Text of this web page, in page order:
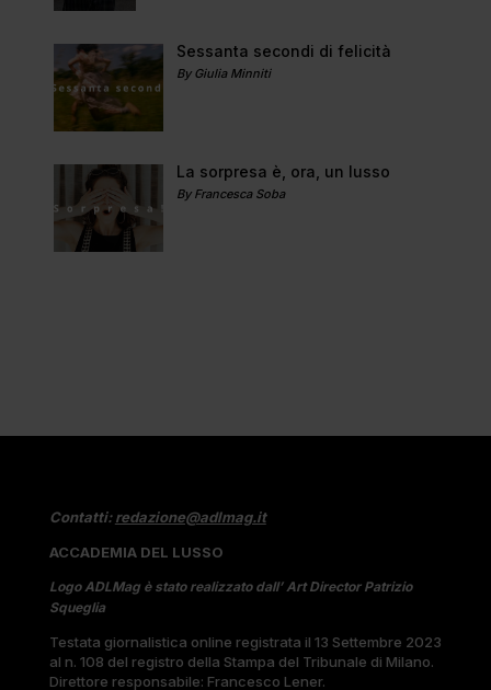
Sessanta secondi di felicità
By Giulia Minniti
La sorpresa è, ora, un lusso
By Francesca Soba
Contatti:redazione@adlmag.it
ACCADEMIA DEL LUSSO
Logo ADLMag è stato realizzato dall’ Art Director Patrizio
Squeglia
Testata giornalistica online registrata il 13 Settembre 2023
al n. 108 del registro della Stampa del Tribunale di Milano.
Direttore responsabile: Francesco Lener.